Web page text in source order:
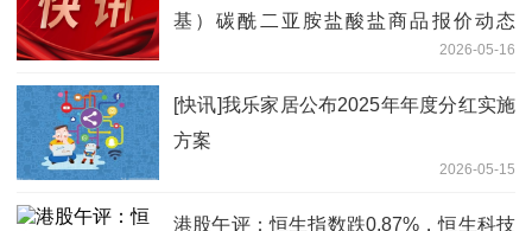
基）碳酰二亚胺盐酸盐商品报价动态
2026-05-16
[快讯]我乐家居公布2025年年度分红实施
方案
2026-05-15
港股午评：恒生指数跌0.87%，恒生科技